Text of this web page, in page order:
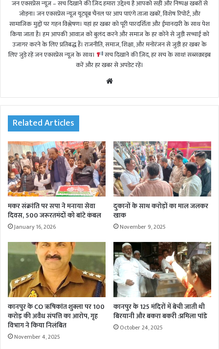
जन एक्सप्रेस न्यूज़ – सच दिखाने की ज़िद हमारा उद्देश्य है आपको सही और निष्पक्ष खबरों से
जोड़ना। जन एक्सप्रेस न्यूज़ यूट्यूब चैनल पर आप पाएंगे ताजा खबरें, विशेष रिपोर्ट, और
सामाजिक मुद्दों पर गहन विश्लेषण। यहां हर खबर को पूरी पारदर्शिता और ईमानदारी के साथ पेश
किया जाता है। हम आपकी आवाज़ को बुलंद करने और समाज के हर कोने से जुड़ी सच्चाई को
उजागर करने के लिए प्रतिबद्ध हैं। राजनीति, समाज, शिक्षा, और मनोरंजन से जुड़ी हर खबर के
लिए जुड़े रहें जन एक्सप्रेस न्यूज़ के साथ।
सच दिखाने की ज़िद, हर सच के साथ! सब्सक्राइब
करें और हर खबर से अपडेट रहें।
te
Related Articles
मकर संक्रांति पर सपा ने मनाया सेवा
दिवस, 500 जरूरतमंदों को बांटे कंबल
January 16, 2026
दुकानों के साथ करोड़ों का माल जलकर
खाक
November 9, 2025
कानपुर के CO ऋषिकांत शुक्ला पर 100
करोड़ की अवैध संपत्ति का आरोप, गृह
विभाग ने किया निलंबित
November 4, 2025
कानपुर के 125 मंदिरों में बेची जाती थी
बिरयानी और बकरा बकरी :प्रमिला पांडे
October 24, 2025